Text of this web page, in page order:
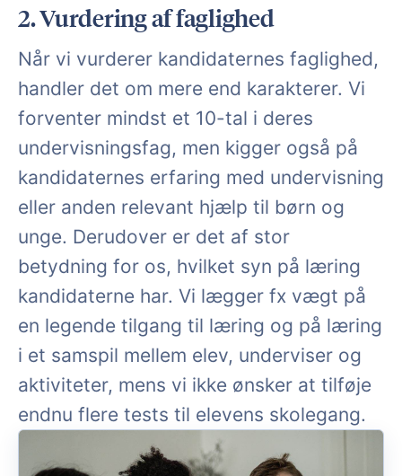
2. Vurdering af faglighed
Når vi vurderer kandidaternes faglighed,
handler det om mere end karakterer. Vi
forventer mindst et 10-tal i deres
undervisningsfag, men kigger også på
kandidaternes erfaring med undervisning
eller anden relevant hjælp til børn og
unge. Derudover er det af stor
betydning for os, hvilket syn på læring
kandidaterne har. Vi lægger fx vægt på
en legende tilgang til læring og på læring
i et samspil mellem elev, underviser og
aktiviteter, mens vi ikke ønsker at tilføje
endnu flere tests til elevens skolegang.